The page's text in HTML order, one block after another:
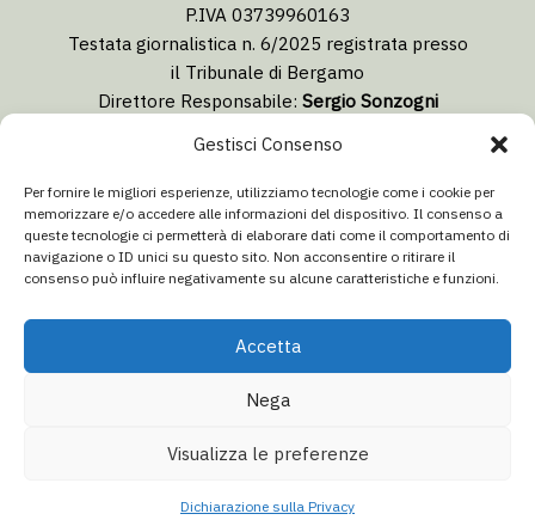
Gestisci Consenso
Per fornire le migliori esperienze, utilizziamo tecnologie come i cookie per
memorizzare e/o accedere alle informazioni del dispositivo. Il consenso a
queste tecnologie ci permetterà di elaborare dati come il comportamento di
navigazione o ID unici su questo sito. Non acconsentire o ritirare il
consenso può influire negativamente su alcune caratteristiche e funzioni.
Accetta
Nega
Visualizza le preferenze
Dichiarazione sulla Privacy
P.IVA 03739960163
Testata giornalistica n. 6/2025 registrata presso
il Tribunale di Bergamo
Direttore Responsabile: Sergio Sonzogni
redazione@isolabergamascanews.it
info@italiacommunication.com
Telefono: 0345 41834
© 2026 Isola Bergamasca News - Tutti i diritti riservati
Redazione / Chi siamo